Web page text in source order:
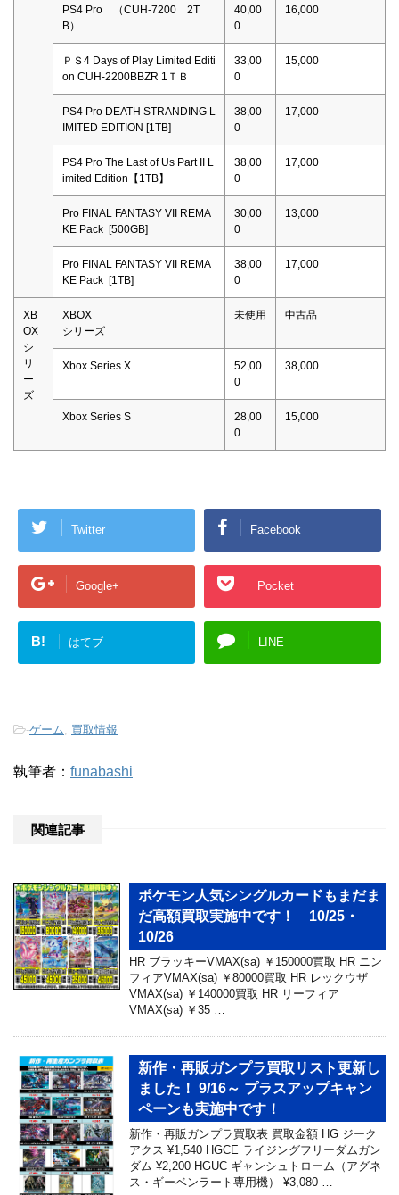
PS4 Pro （CUH-7200 2T
B）
40,00
0
16,000
ＰＳ4 Days of Play Limited Editi
on CUH-2200BBZR 1ＴＢ
33,00
0
15,000
PS4 Pro DEATH STRANDING L
IMITED EDITION [1TB]
38,00
0
17,000
PS4 Pro The Last of Us Part II L
imited Edition【1TB】
38,00
0
17,000
Pro FINAL FANTASY VII REMA
KE Pack [500GB]
30,00
0
13,000
Pro FINAL FANTASY VII REMA
KE Pack [1TB]
38,00
0
17,000
XB
OX
シ
リ
ー
ズ
XBOX
シリーズ
未使用 中古品
Xbox Series X
52,00
0
38,000
Xbox Series S
28,00
0
15,000
Twitter Facebook
Google+ Pocket
B! はてブ LINE
-ゲーム 買取情報
執筆者： funabashi
関連記事
ポケモン人気シングルカードもまだま
だ高額買取実施中です！ 10/25・
10/26
HR ブラッキーVMAX(sa) ￥150000買取 HR ニン
フィアVMAX(sa) ￥80000買取 HR レックウザ
VMAX(sa) ￥140000買取 HR リーフィア
VMAX(sa) ￥35 …
新作・再販ガンプラ買取リスト更新し
ました！ 9/16～ プラスアップキャン
ペーンも実施中です！
新作・再販ガンプラ買取表 買取金額 HG ジーク
アクス ¥1,540 HGCE ライジングフリーダムガン
ダム ¥2,200 HGUC ギャンシュトローム（アグネ
ス・ギーベンラート専用機） ¥3,080 …